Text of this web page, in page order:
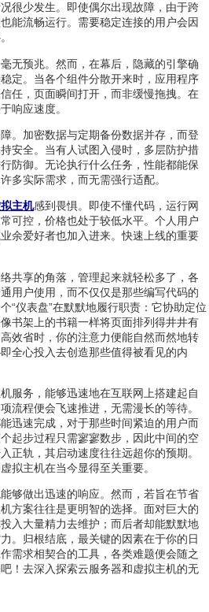
很少发生。即使偶尔出现故障，由于跨
能流畅运行。需要稳定连接的用户会因
无预兆。然而，在幕后，隐藏的引擎确
定。当各个组件分散开来时，应用程序
任，页面瞬间打开，而非缓慢拖拽。在
响应速度。
。加密数据与定期备份数据并存，而登
安全。当有人试图入侵时，多层防护措
防御。无论执行什么任务，性能都能保
多实际需求，而无需强行适配。
主机感到畏惧。即使不懂代码，运行网
可控，价格也处于较低水平。个人用户
余爱好者也加入进来。快速上线的重要
共享的角落，管理起来就轻松多了，各
用户使用，而不仅仅是那些编写代码的
“仪表盘”在默默地履行职责：它协助定位
书架上的书籍一样将页面排列得井井有
效省时，你的注意力便能自然而然地转
全心投入去创造那些值得被看见的内
服务，能够迅速地在互联网上搭建起自
流程便会飞速推进，无需漫长的等待。
迅速完成，对于那些时间紧迫的用户而
起步过程只需寥寥数步，因此中间的空
正轨，其启动速度往往远超你的预期。
拟主机在当今显得至关重要。
够做出迅速的响应。然而，若旨在节省
方案往往是更明智的选择。面对巨大的
入大量精力去维护；而后者却能默默地
。归根结底，最关键的因素在于你的日
需求相契合的工具，各类难题便会随之
！去深入探索云服务器和虚拟主机的无